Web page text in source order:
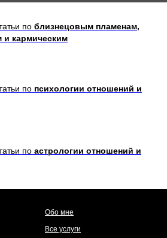
по близнецовым пламенам,
кармическим
по психологии отношений и
по астрологии отношений и
Обо мне
Все услуги